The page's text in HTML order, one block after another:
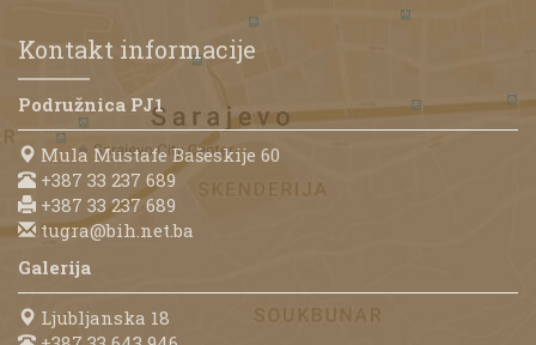
Kontakt informacije
Podružnica PJ1
Mula Mustafe Bašeskije 60
+387 33 237 689
+387 33 237 689
tugra@bih.net.ba
Galerija
Ljubljanska 18